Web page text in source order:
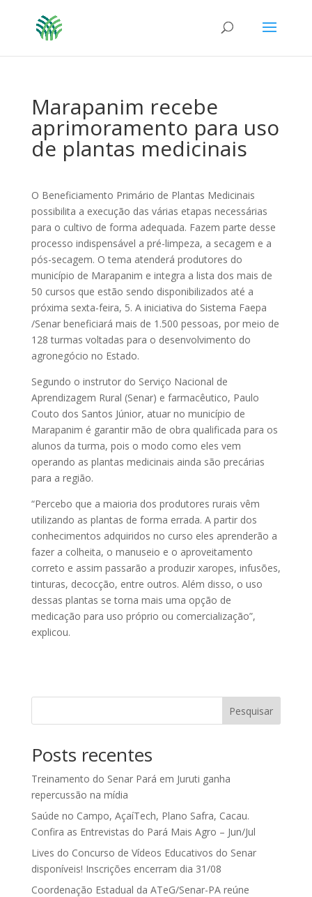
Marapanim recebe
aprimoramento para uso
de plantas medicinais
O Beneficiamento Primário de Plantas Medicinais
possibilita a execução das várias etapas necessárias
para o cultivo de forma adequada. Fazem parte desse
processo indispensável a pré-limpeza, a secagem e a
pós-secagem. O tema atenderá produtores do
município de Marapanim e integra a lista dos mais de
50 cursos que estão sendo disponibilizados até a
próxima sexta-feira, 5. A iniciativa do Sistema Faepa
/Senar beneficiará mais de 1.500 pessoas, por meio de
128 turmas voltadas para o desenvolvimento do
agronegócio no Estado.
Segundo o instrutor do Serviço Nacional de
Aprendizagem Rural (Senar) e farmacêutico, Paulo
Couto dos Santos Júnior, atuar no município de
Marapanim é garantir mão de obra qualificada para os
alunos da turma, pois o modo como eles vem
operando as plantas medicinais ainda são precárias
para a região.
“Percebo que a maioria dos produtores rurais vêm
utilizando as plantas de forma errada. A partir dos
conhecimentos adquiridos no curso eles aprenderão a
fazer a colheita, o manuseio e o aproveitamento
correto e assim passarão a produzir xaropes, infusões,
tinturas, decocção, entre outros. Além disso, o uso
dessas plantas se torna mais uma opção de
medicação para uso próprio ou comercialização”,
explicou.
Pesquisar
Posts recentes
Treinamento do Senar Pará em Juruti ganha
repercussão na mídia
Saúde no Campo, AçaíTech, Plano Safra, Cacau.
Confira as Entrevistas do Pará Mais Agro – Jun/Jul
Lives do Concurso de Vídeos Educativos do Senar
disponíveis! Inscrições encerram dia 31/08
Coordenação Estadual da ATeG/Senar-PA reúne